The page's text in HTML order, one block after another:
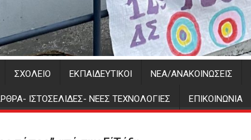
ΣΧΟΛΕΊΟ ΕΚΠΑΙΔΕΥΤΙΚΟΊ ΝΈΑ/ΑΝΑΚΟΙΝΏΣΕΙΣ
ΙΣΤΟΣΕΛΙΔΕΣ- ΝΕΕΣ ΤΕΧΝΟΛΟΓΙΕΣ ΕΠΙΚΟΙΝΩΝΊΑ